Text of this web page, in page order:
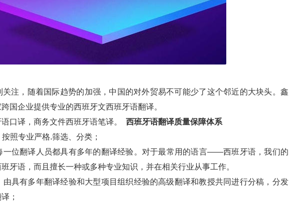
注，随着国际趋势的加强，中国的对外贸易不可能少了这个邻近的大块头。鑫
国企业提供专业的西班牙文西班牙语翻译。
口译，商务文件西班牙语笔译。 西班牙语翻译质量保障体系
照专业严格.筛选、分类；
一位翻译人员都具有多年的翻译经验。对于最常用的语言——西班牙语，我们的
牙语，而且擅长一种或多种专业知识，并在相关行业从事工作。
由具有多年翻译经验和大型项目组织经验的高级翻译和教授共同进行分稿，分发
；